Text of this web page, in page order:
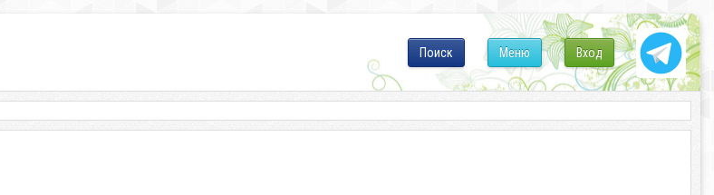
Вход
Меню
Поиск